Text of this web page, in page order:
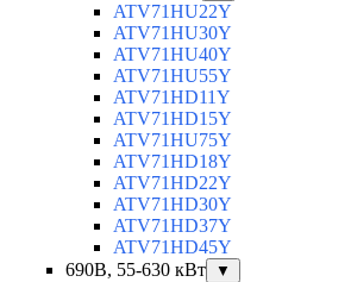
ATV71HU22Y
ATV71HU30Y
ATV71HU40Y
ATV71HU55Y
ATV71HD11Y
ATV71HD15Y
ATV71HU75Y
ATV71HD18Y
ATV71HD22Y
ATV71HD30Y
ATV71HD37Y
ATV71HD45Y
690В, 55-630 кВт
▼